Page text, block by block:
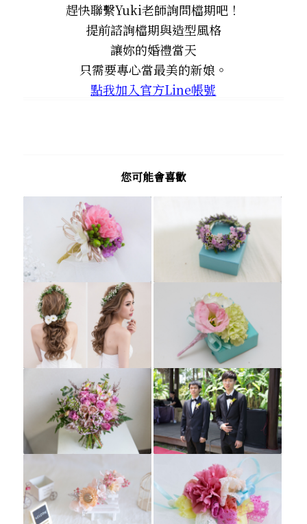
趕快聯繫Yuki老師詢問檔期吧！
提前諮詢檔期與造型風格
讓妳的婚禮當天
只需要專心當最美的新娘。
點我加入官方Line帳號
您可能會喜歡